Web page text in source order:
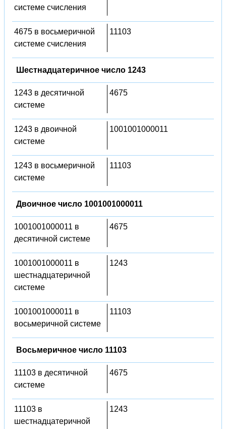
системе счисления
4675 в восьмеричной
системе счисления
11103
Шестнадцатеричное число 1243
1243 в десятичной
системе
4675
1243 в двоичной
системе
1001001000011
1243 в восьмеричной
системе
11103
Двоичное число 1001001000011
1001001000011 в
десятичной системе
4675
1001001000011 в
шестнадцатеричной
системе
1243
1001001000011 в
восьмеричной системе
11103
Восьмеричное число 11103
11103 в десятичной
системе
4675
11103 в
шестнадцатеричной
1243